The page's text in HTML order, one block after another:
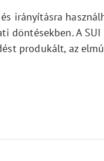
irányításra
döntésekben. A
produkált, az